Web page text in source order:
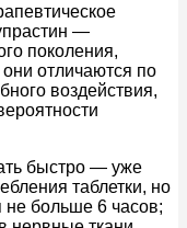
—
поколения,
отличаются по
воздействия,
быстро — уже
таблетки, но
не больше 6 часов;